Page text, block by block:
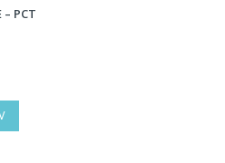
– PCT